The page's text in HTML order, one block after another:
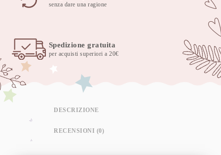
senza dare una ragione
Spedizione gratuita
per acquisti superiori a 20€
DESCRIZIONE
RECENSIONI (0)